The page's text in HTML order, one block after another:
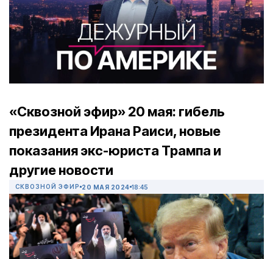
«Сквозной эфир» 20 мая: гибель
президента Ирана Раиси, новые
показания экс-юриста Трампа и
другие новости
СКВОЗНОЙ ЭФИР 20 МАЯ 2024 18:45